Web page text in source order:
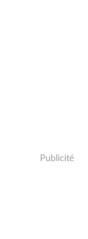
Publicité